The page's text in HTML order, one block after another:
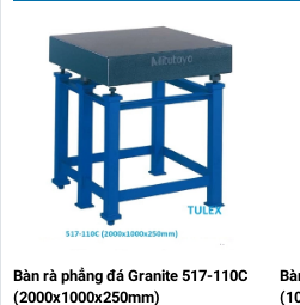
Bàn rà phẳng đá Granite 517-110C
(2000x1000x250mm)